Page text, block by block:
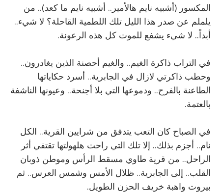
المكسور (أشبيه نايم هالأمير.. أشبيه نايم ما كعد).. من
يلملم عن صدر هذا الليل تلك اللطمية القاحلة؟ لا شيء..
أبداً.. لا شيء يشفع للموت كل هذه الرعونة.
في التراب ذاكرة الغيم.. والغيم أحصنة الذين يغادرون..
وحطب ذاكرتي لازال في الجابرية.. أسرد حكاياتها
الطاعنة بالفرح.. ودموعها التي بلا أجنحة.. وعيونها الناشفة
بالعتمة.
في الصباح كان التعب يتدفق من شرايين القرية.. الكل
نام.. أجزم بذلك.. إلا تلك التي راحت هلهولتها تقتفي أثر
الراحل.. من قرية طاوي مسقط الرأس وموطن ذوبان
القلب.. إلى الجابرية.. ظلال الأمس وشمس العرس.. ثم
بيروت واهبة خريف الحزن الطويل.